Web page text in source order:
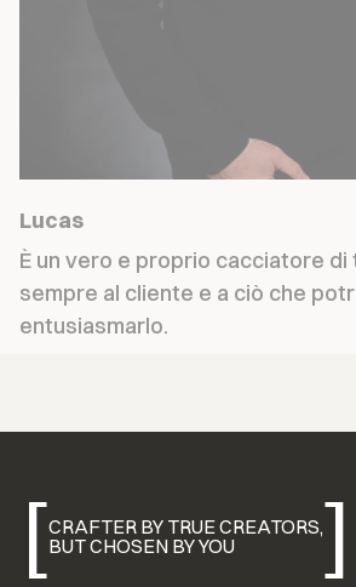
Lucas
È un vero e proprio cacciatore di
sempre al cliente e a ciò che
entusiasmarlo.
[CRAFTER BY TRUE CREATORS,
BUT CHOSEN BY YOU
]